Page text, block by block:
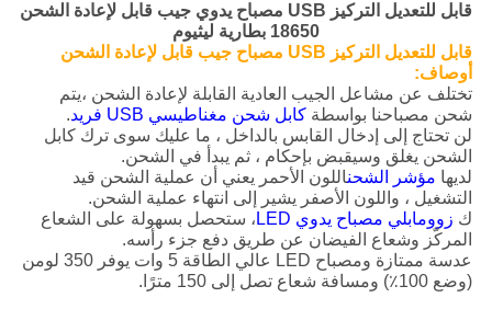
قابل للتعديل التركيز USB مصباح يدوي جيب قابل لإعادة الشحن
18650 بطارية ليثيوم
قابل للتعديل التركيز USB مصباح جيب قابل لإعادة الشحن
أوصاف:
تختلف عن مشاعل الجيب العادية القابلة لإعادة الشحن ،يتم
شحن مصباحنا بواسطة كابل شحن مغناطيسي USB فريد
.
لن تحتاج إلى إدخال القابس بالداخل ، ما عليك سوى ترك كابل
الشحن يغلق وسيقبض بإحكام ، ثم يبدأ في الشحن.
لديها مؤشر الشحناللون الأحمر يعني أن عملية الشحن قيد
التشغيل ، واللون الأصفر يشير إلى انتهاء عملية الشحن.
ك زوومابلي مصباح يدوي LED
، ستحصل بسهولة على الشعاع
المركّز وشعاع الفيضان عن طريق دفع جزء رأسه.
عدسة ممتازة ومصباح LED عالي الطاقة 5 وات يوفر 350 لومن
(وضع 100٪) ومسافة شعاع تصل إلى 150 مترًا.